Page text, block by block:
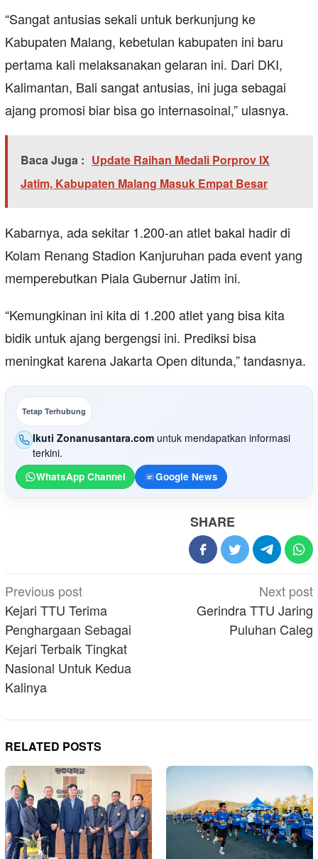
“Sangat antusias sekali untuk berkunjung ke
Kabupaten Malang, kebetulan kabupaten ini baru
pertama kali melaksanakan gelaran ini. Dari DKI,
Kalimantan, Bali sangat antusias, ini juga sebagai
ajang promosi biar bisa go internasoinal,” ulasnya.
Baca Juga : Update Raihan Medali Porprov IX
Jatim, Kabupaten Malang Masuk Empat Besar
Kabarnya, ada sekitar 1.200-an atlet bakal hadir di
Kolam Renang Stadion Kanjuruhan pada event yang
memperebutkan Piala Gubernur Jatim ini.
“Kemungkinan ini kita di 1.200 atlet yang bisa kita
bidik untuk ajang bergengsi ini. Prediksi bisa
meningkat karena Jakarta Open ditunda,” tandasnya.
Tetap Terhubung
Ikuti Zonanusantara.com untuk mendapatkan informasi
terkini.
WhatsApp Channel Google News
SHARE
Post
navigation
Previous post
Kejari TTU Terima
Penghargaan Sebagai
Kejari Terbaik Tingkat
Nasional Untuk Kedua
Kalinya
Next post
Gerindra TTU Jaring
Puluhan Caleg
RELATED POSTS